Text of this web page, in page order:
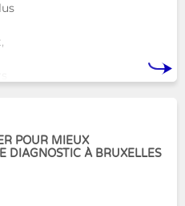
POUR MIEUX
DIAGNOSTIC À BRUXELLES